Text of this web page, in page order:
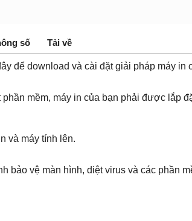
số Tải về
để download và cài đặt giải pháp máy in
mềm, máy in của bạn phải được lắp
và máy tính lên.
bảo vệ màn hình, diệt virus và các phần